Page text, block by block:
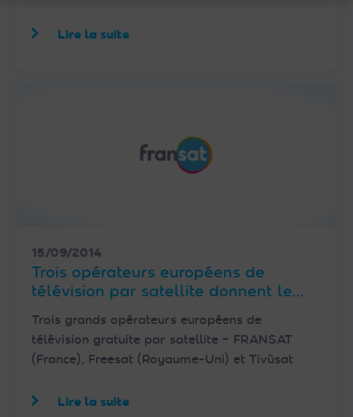
Lire la suite
15/09/2014
Trois opérateurs européens de
télévision par satellite donnent le
»
Trois grands opérateurs européens de
télévision gratuite par satellite – FRANSAT
(France), Freesat (Royaume-Uni) et Tivùsat
Lire la suite